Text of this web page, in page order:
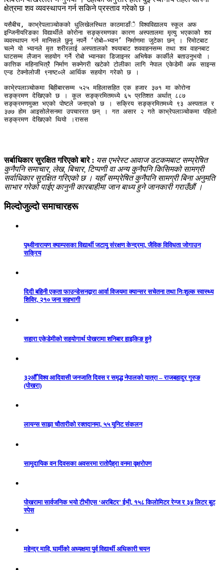
क्षेत्रमा शव व्यवस्थापन गर्न सकिने प्रस्ताव गरेको छ ।
यसैबीच, काभ्रेपलाञ्चोकको धुलिखेलस्थित काठमाडाँै विश्वविद्यालय स्कूल अफ
इन्जिनीयरिङका विद्यार्थीले कोरोना सङ्क्रमणका कारण अस्पतालमा मृत्यु भएकाको शव
व्यवस्थापन गर्न मानिसले छुनु नपर्ने ‘रोबो–भ्यान’ निर्माणमा जुटेका छन् । रिमोटबाट
चल्ने यो भ्यानले मृत शरीरलाई अस्पतालको श्ययाबाट शववाहनसम्म तथा शव वाहनबाट
घाटसम्म लैजान सहयोग गर्ने रोबो भ्यानका डिजाइनर अभिषेक कार्कीले बताउनुभयो ।
कात्तिक महिनाभित्रै निर्माण सक्नेगरी खटेको टोलीका लागि नेपाल एकेडेमी अफ साइन्स
एन्ड टेक्नोलोजी ९नाष्ट०ले आर्थिक सहयोग गरेको छ ।
काभे्रपलाञ्चोकमा बिहीबारसम्म ५२५ महिलासहित एक हजार ३७१ मा कोरोना
सङ्क्रमण देखिएको छ । कूल सङ्क्रमितमध्ये ६५ प्रतिशत अर्थात् ८८७
सङ्क्रमणमुक्त भएको पोष्टले जनाएको छ । सक्रिय सङ्क्रमितमध्ये ९३ अस्पताल र
३७७ होम आइसोलेसनमा उपचाररत छन् । गत असार २ गते काभ्रेपलाञ्चोकमा पहिलो
सङ्क्रमण देखिएको थियो ।रासस
सर्बाधिकार सुरक्षित गरिएको बारे : यस एभरेस्ट आवाज डटकमबाट सम्प्रेषित
कुनैपनि समाचार, लेख, बिचार, टिप्पणी वा अन्य कुनैपनि किसिमको सामग्री
सर्वाधिकार सुरक्षित गरिएको छ । यहाँ सम्प्रेषित कुनैपनि सामग्री बिना अनुमति
साभार गरेको पाईए कानुनी कारबाहीमा जान बाध्य हुने जानकारी गराउँछौं ।
मिल्दोजुल्दो समाचारहरू
पृथ्वीनारायण क्याम्पसका विद्यार्थी जटायु संरक्षण केन्द्रमा, जैविक विविधता जोगाउन
सक्रिय
दिदी बहिनी एकता फाउन्डेसनद्वारा आर्वा विजयमा क्यान्सर सचेतना तथा निःशुल्क स्वास्थ्य
शिविर, २१० जना सहभागी
सहारा एकेडेमीको सहयोगार्थ पोखरामा शनिबार हाइकिङ हुने
३२औँ विश्व आदिवासी जनजाति दिवस र समृद्ध नेपालको यात्रा – राजबहादुर गुरुङ
(पोखरा)
लायन्स साझा चौतारीको रक्तदानमा, ५५ युनिट संकलन
सामुदायिक वन दिवसका अवसरमा रातोपैह्रा वनमा वृक्षरोपण
पोखरामा सार्वजनिक भयो टीभीएस ‘अरबिटर’ ईभी, १५८ किलोमिटर रेन्ज र ३४ लिटर बुट
स्पेस
महेन्द्र मावि, घार्मीको अध्यक्षमा पुर्व विद्यार्थी अधिकारी चयन